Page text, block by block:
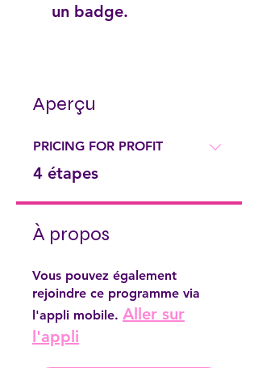
un badge.
Aperçu
PRICING FOR PROFIT
4 étapes
À propos
Vous pouvez également
rejoindre ce programme via
l'appli mobile. Aller sur
l'appli